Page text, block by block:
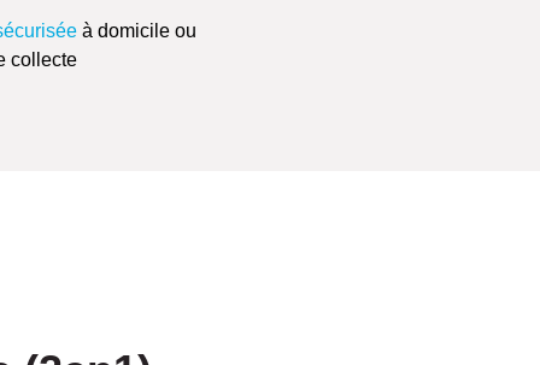
à domicile ou
collecte